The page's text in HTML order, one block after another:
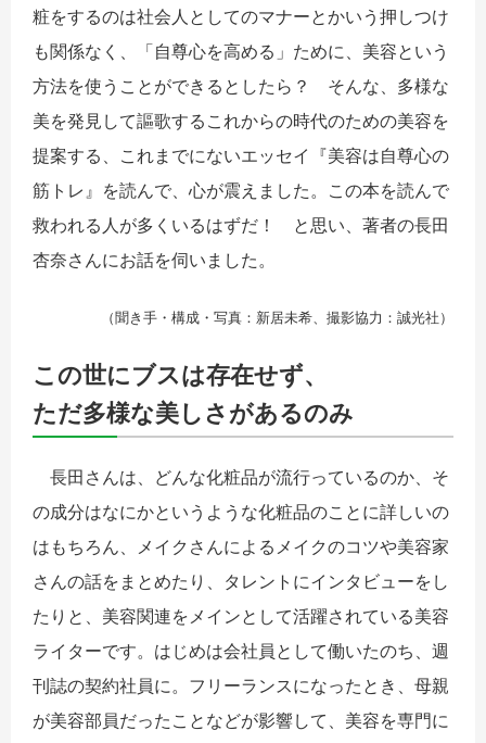
粧をするのは社会人としてのマナーとかいう押しつけ
も関係なく、「自尊心を高める」ために、美容という
方法を使うことができるとしたら？ そんな、多様な
美を発見して謳歌するこれからの時代のための美容を
提案する、これまでにないエッセイ『美容は自尊心の
筋トレ』を読んで、心が震えました。この本を読んで
救われる人が多くいるはずだ！ と思い、著者の長田
杏奈さんにお話を伺いました。
（聞き手・構成・写真：新居未希、撮影協力：誠光社）
この世にブスは存在せず、
ただ多様な美しさがあるのみ
長田さんは、どんな化粧品が流行っているのか、そ
の成分はなにかというような化粧品のことに詳しいの
はもちろん、メイクさんによるメイクのコツや美容家
さんの話をまとめたり、タレントにインタビューをし
たりと、美容関連をメインとして活躍されている美容
ライターです。はじめは会社員として働いたのち、週
刊誌の契約社員に。フリーランスになったとき、母親
が美容部員だったことなどが影響して、美容を専門に